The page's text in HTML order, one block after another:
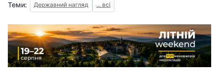
Теми: Державний нагляд ... всі